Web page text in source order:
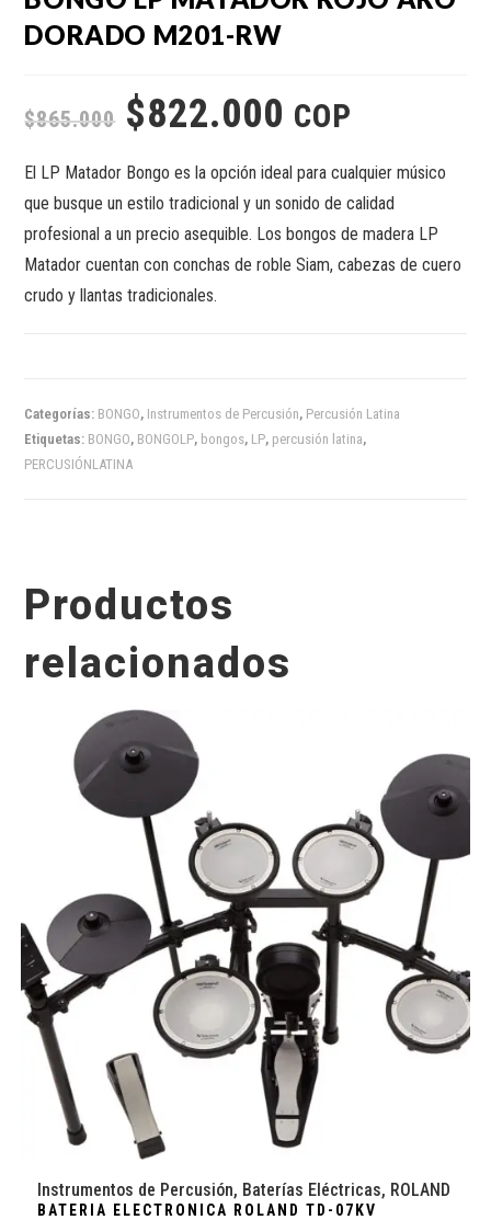
DORADO M201-RW
$865.000 $822.000 COP
El LP Matador Bongo es la opción ideal para cualquier músico
que busque un estilo tradicional y un sonido de calidad
profesional a un precio asequible. Los bongos de madera LP
Matador cuentan con conchas de roble Siam, cabezas de cuero
crudo y llantas tradicionales.
Categorías: BONGO, Instrumentos de Percusión, Percusión Latina
Etiquetas: BONGO, BONGOLP, bongos, LP, percusión latina,
PERCUSIÓNLATINA
Productos
relacionados
Instrumentos de Percusión, Baterías Eléctricas, ROLAND
BATERIA ELECTRONICA ROLAND TD-07KV